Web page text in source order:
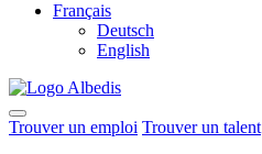
Français
Deutsch
English
Trouver un emploi Trouver un talent